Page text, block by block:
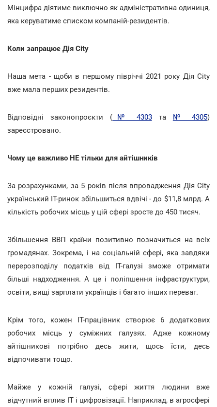
Мінцифра діятиме виключно як адміністративна одиниця,
яка керуватиме списком компаній-резидентів.
Коли запрацює Дія City
Наша мета - щоби в першому півріччі 2021 року Дія City
вже мала перших резидентів.
Відповідні законопроєкти ( № 4303та № 4305)
зареєстровано.
Чому це важливо НЕ тільки для айтішників
За розрахунками, за 5 років після впровадження Дія City
український ІТ-ринок збільшиться вдвічі - до $11,8 млрд. А
кількість робочих місць у цій сфері зросте до 450 тисяч.
Збільшення ВВП країни позитивно позначиться на всіх
громадянах. Зокрема, і на соціальній сфері, яка завдяки
перерозподілу податків від ІТ-галузі зможе отримати
більші надходження. А це і поліпшення інфраструктури,
освіти, вищі зарплати українців і багато інших переваг.
Крім того, кожен ІТ-працівник створює 6 додаткових
робочих місць у суміжних галузях. Адже кожному
айтішникові потрібно десь жити, щось їсти, десь
відпочивати тощо.
Майже у кожній галузі, сфері життя людини вже
відчутний вплив IT і цифровізації. Наприклад, в агросфері